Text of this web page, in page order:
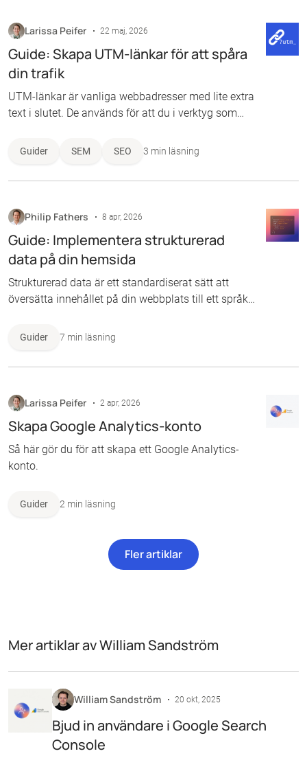
sig. Det går faktiskt att ta bort sig från sökresultat
på Google, och i de flesta fall har du rätten på din
sida.
Larissa Peifer 22 maj, 2026
Guide: Skapa UTM-länkar för att spåra
din trafik
UTM-länkar är vanliga webbadresser med lite extra
text i slutet. De används för att du i verktyg som
besökare kommer ifrån – till exempel om ett köp
Facebook-annons.
Guider SEM SEO 3 min läsning
Philip Fathers 8 apr, 2026
Guide: Implementera strukturerad
data på din hemsida
Strukturerad data är ett standardiserat sätt att
översätta innehållet på din webbplats till ett språk
hoppas att Google ska lista ut att ”Svart t-shirt, 299
(och inte ett modellnummer) och att “skickas
produkten etiketter som berättar exakt vad
informationen betyder. Så här gör du för att
använda det.
Guider 7 min läsning
Larissa Peifer 2 apr, 2026
Skapa Google Analytics-konto
Så här gör du för att skapa ett Google Analytics-
konto.
Guider 2 min läsning
Fler artiklar
Mer artiklar av William Sandström
William Sandström 20 okt, 2025
Bjud in användare i Google Search
Console